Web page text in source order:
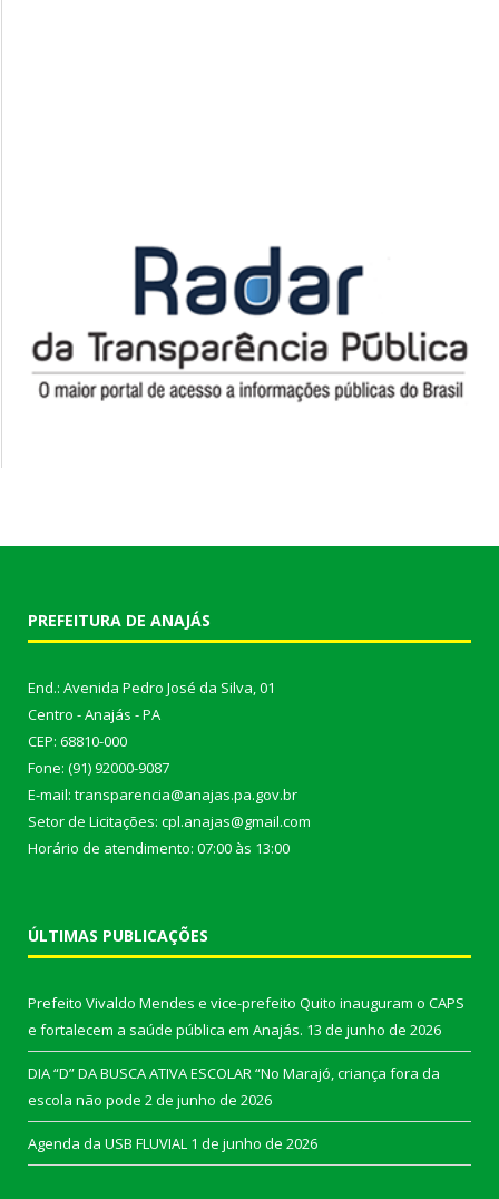
PREFEITURA DE ANAJÁS
End.: Avenida Pedro José da Silva, 01
Centro - Anajás - PA
CEP: 68810-000
Fone: (91) 92000-9087
E-mail: transparencia@anajas.pa.gov.br
Setor de Licitações: cpl.anajas@gmail.com
Horário de atendimento: 07:00 às 13:00
ÚLTIMAS PUBLICAÇÕES
Prefeito Vivaldo Mendes e vice-prefeito Quito inauguram o CAPS
e fortalecem a saúde pública em Anajás. 13 de junho de 2026
DIA “D” DA BUSCA ATIVA ESCOLAR “No Marajó, criança fora da
escola não pode 2 de junho de 2026
Agenda da USB FLUVIAL 1 de junho de 2026